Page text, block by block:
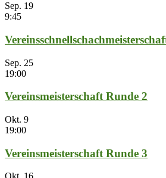
Sep. 19
9:45
Sep. 25
19:00
Vereinsmeisterschaft Runde 2
Okt. 9
19:00
Vereinsmeisterschaft Runde 3